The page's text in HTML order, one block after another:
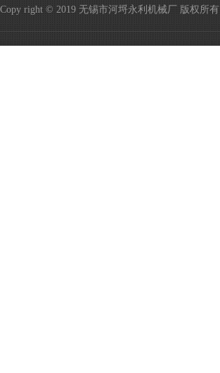
Copy right © 2019 无锡市河埒永利机械厂 版权所有